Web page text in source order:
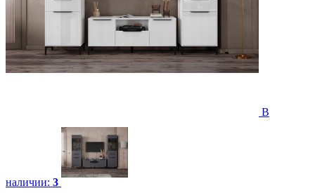
В
наличии: 3